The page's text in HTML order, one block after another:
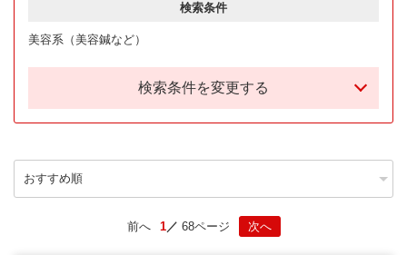
検索条件
美容系（美容鍼など）
検索条件を変更する
前へ 1 68ページ 次へ